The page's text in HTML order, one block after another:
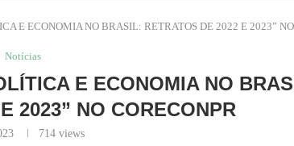
E ECONOMIA NO BRASIL: RETRATOS DE 2022 E 2023”
Notícias
E ECONOMIA NO
2023” NO CORECONPR
714views